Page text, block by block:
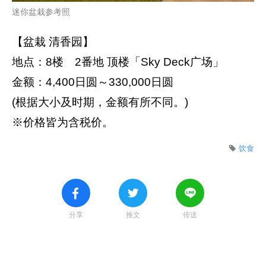
迷你盆栽参考照
【盆栽 清香园】
地点：8楼 2番地 顶楼「Sky Deck广场」
金额：4,400日圆～330,000日圆
(根据大小及时期，金额有所不同。)
※价格皆为含税价。
饮食
分享 推文 传送